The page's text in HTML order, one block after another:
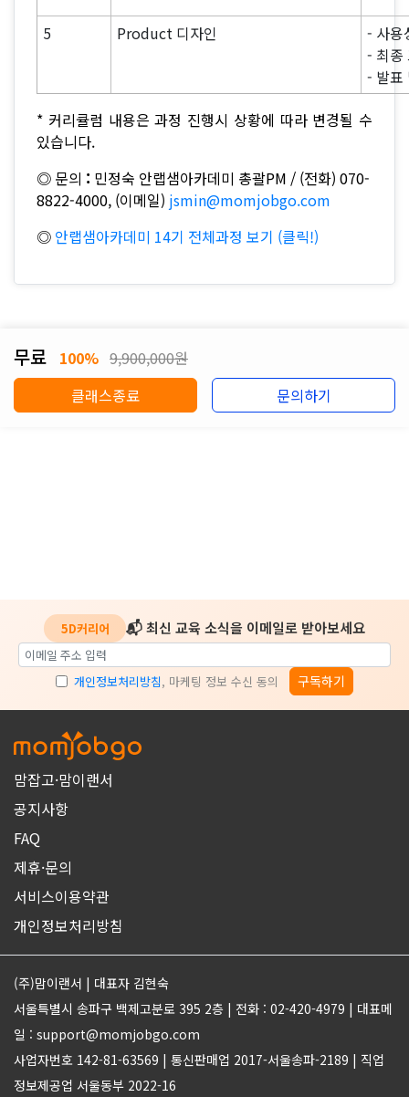
5 Product 디자인
- 사용
- 최종
- 발표
* 커리큘럼 내용은 과정 진행시 상황에 따라 변경될 수
있습니다.
◎ 문의 : 민정숙 안랩샘아카데미 총괄PM / (전화) 070-
8822-4000, (이메일) jsmin@momjobgo.com
◎ 안랩샘아카데미 14기 전체과정 보기 (클릭!)
무료 100% 9,900,000원
클래스종료
문의하기
5D커리어 📬 최신 교육 소식을 이메일로 받아보세요
개인정보처리방침, 마케팅 정보 수신 동의 구독하기
맘잡고·맘이랜서
공지사항
FAQ
제휴·문의
서비스이용약관
개인정보처리방침
(주)맘이랜서 | 대표자 김현숙
서울특별시 송파구 백제고분로 395 2층 | 전화 : 02-420-4979 | 대표메
일 : support@momjobgo.com
사업자번호 142-81-63569 | 통신판매업 2017-서울송파-2189 | 직업
정보제공업 서울동부 2022-16